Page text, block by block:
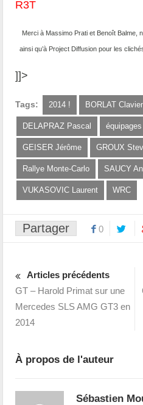
Merci à Massimo Prati et Benoît Balme,
ainsi qu’à Project Diffusion pour les
]]>
Tags: 2014 ! BORLAT
DELAPRAZ Pascal
GEISER Jérôme GROUX
Rallye Monte-Carlo SAUCY
VUKASOVIC Laurent WRC
Partager 0
Articles précédents
GT – Harold Primat sur une
Mercedes SLS AMG GT3 en
2014
À propos de l'auteur
Sébastien